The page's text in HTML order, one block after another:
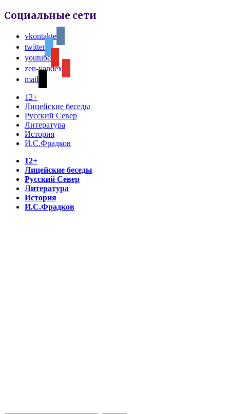
Социальные сети
vkontakte
twitter
youtube
zen-yandex
mail
12+
Лицейские беседы
Русский Север
Литература
История
И.С.Фрадков
12+
Лицейские беседы
Русский Север
Литература
История
И.С.Фрадков